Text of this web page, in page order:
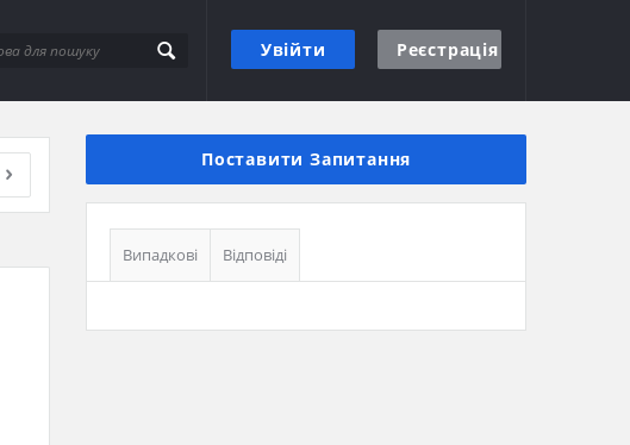
Увійти Реєстрація
Поставити Запитання
Випадкові Відповіді